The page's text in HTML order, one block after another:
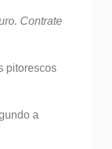
Contrate
pitorescos
a